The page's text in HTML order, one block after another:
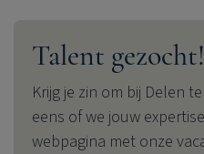
Talent gezocht!
Krijg je zin om bij Delen
eens of we jouw
webpagina met onze